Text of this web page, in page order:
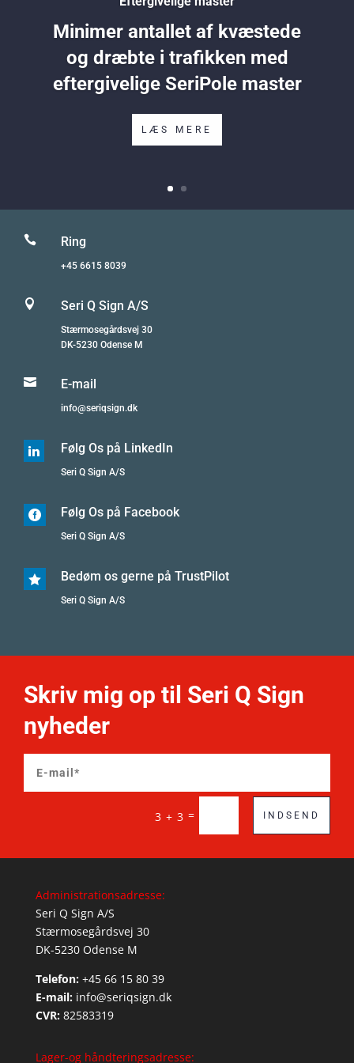
Minimer antallet af kvæstede
og dræbte i trafikken med
eftergivelige SeriPole master
LÆS MERE
 Ring
+45 6615 8039
 Seri Q Sign A/S
Stærmosegårdsvej 30
DK-5230 Odense M
 E-mail
info@seriqsign.dk
 Følg Os på LinkedIn
Seri Q Sign A/S
 Følg Os på Facebook
Seri Q Sign A/S
 Bedøm os gerne på TrustPilot
Seri Q Sign A/S
Skriv mig op til Seri Q Sign
nyheder
3 + 3 = INDSEND
Administrationsadresse:
Seri Q Sign A/S
Stærmosegårdsvej 30
DK-5230 Odense M
Telefon: +45 66 15 80 39
E-mail: info@seriqsign.dk
CVR: 82583319
Lager-og håndteringsadresse: